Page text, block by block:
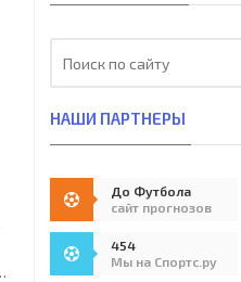
НАШИ ПАРТНЕРЫ
До Футбола
сайт прогнозов
454
Мы на Спортс.ру